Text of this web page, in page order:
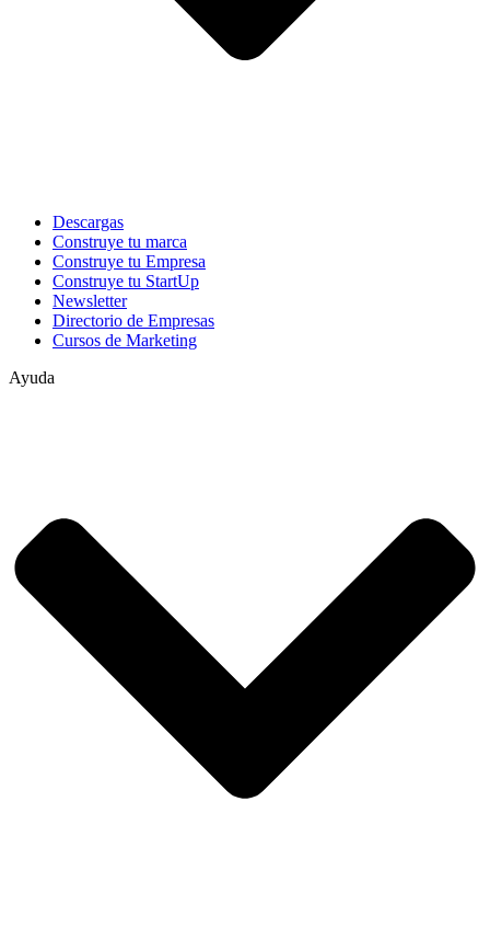
Descargas
Construye tu marca
Construye tu Empresa
Construye tu StartUp
Newsletter
Directorio de Empresas
Cursos de Marketing
Ayuda